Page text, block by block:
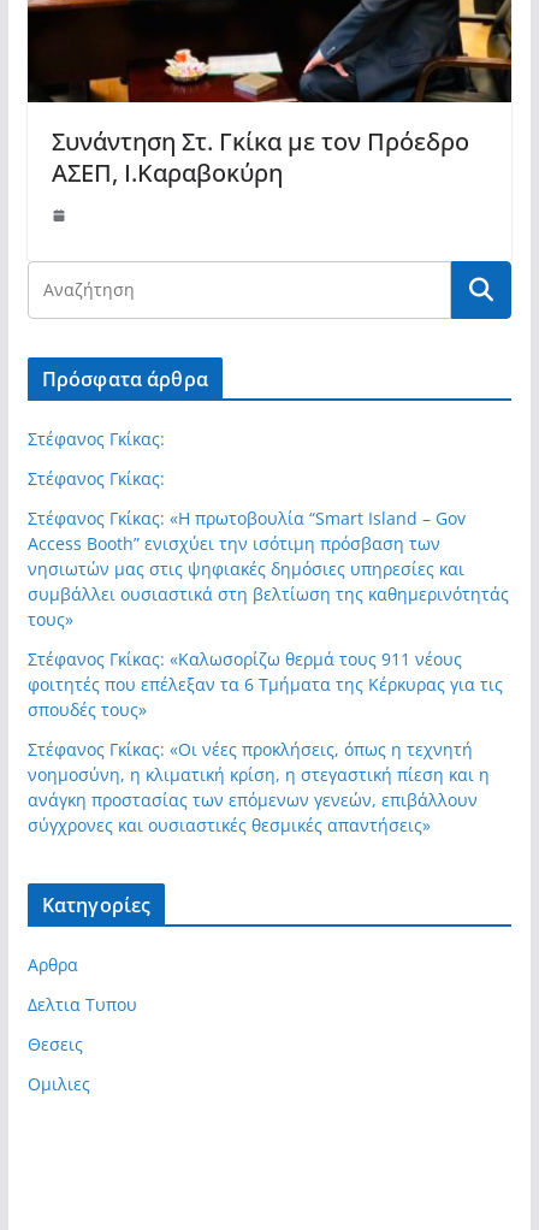
Συνάντηση Στ. Γκίκα με τον Πρόεδρο
ΑΣΕΠ, Ι.Καραβοκύρη
Πρόσφατα άρθρα
Στέφανος Γκίκας:
Στέφανος Γκίκας:
Στέφανος Γκίκας: «Η πρωτοβουλία “Smart Island – Gov
Access Booth” ενισχύει την ισότιμη πρόσβαση των
νησιωτών μας στις ψηφιακές δημόσιες υπηρεσίες και
συμβάλλει ουσιαστικά στη βελτίωση της καθημερινότητάς
τους»
Στέφανος Γκίκας: «Καλωσορίζω θερμά τους 911 νέους
φοιτητές που επέλεξαν τα 6 Τμήματα της Κέρκυρας για τις
σπουδές τους»
Στέφανος Γκίκας: «Οι νέες προκλήσεις, όπως η τεχνητή
νοημοσύνη, η κλιματική κρίση, η στεγαστική πίεση και η
ανάγκη προστασίας των επόμενων γενεών, επιβάλλουν
σύγχρονες και ουσιαστικές θεσμικές απαντήσεις»
Kατηγορίες
Αρθρα
Δελτια Τυπου
Θεσεις
Ομιλιες